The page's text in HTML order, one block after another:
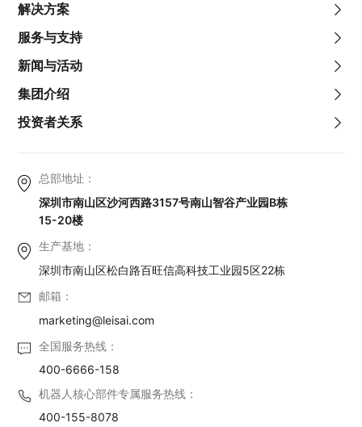
总部地址：
深圳市南山区沙河西路3157号南山智谷产业园B栋
15-20楼
生产基地：
深圳市南山区松白路百旺信高科技工业园5区22栋
邮箱：
marketing@leisai.com
全国服务热线：
400-6666-158
机器人核心部件专属服务热线：
400-155-8078
解决方案
服务与支持
新闻与活动
集团介绍
投资者关系